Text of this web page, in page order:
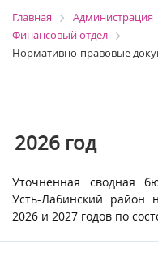
Главная Администрация
Финансовый отдел
Нормативно-правовые
2026 год
Уточненная сводная
Усть-Лабинский район
2026 и 2027 годов по